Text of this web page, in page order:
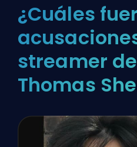
¿Cuáles
streamer
Thomas